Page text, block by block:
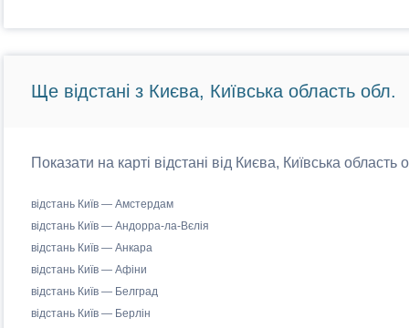
Ще відстані з Києва, Київська область обл.
Показати на карті відстані від Києва, Київська
відстань Київ — Амстердам
відстань Київ — Андорра-ла-Вєлія
відстань Київ — Анкара
відстань Київ — Афіни
відстань Київ — Белград
відстань Київ — Берлін